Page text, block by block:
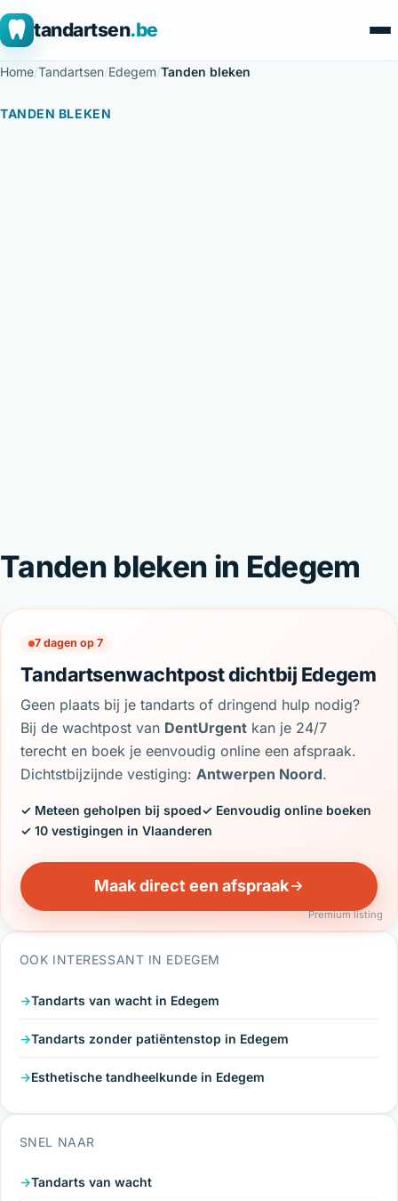
tandartsen.be
Home/Tandartsen/Edegem/Tanden bleken
TANDEN BLEKEN
Tanden bleken in Edegem
7 dagen op 7
Tandartsenwachtpost dichtbij Edegem
Geen plaats bij je tandarts of dringend hulp nodig?
Bij de wachtpost van DentUrgent kan je 24/7
terecht en boek je eenvoudig online een afspraak.
Dichtstbijzijnde vestiging: Antwerpen Noord.
✓ Meteen geholpen bij spoed✓ Eenvoudig online boeken
✓ 10 vestigingen in Vlaanderen
Maak direct een afspraak
Premium listing
OOK INTERESSANT IN EDEGEM
Tandarts van wacht in Edegem
Tandarts zonder patiëntenstop in Edegem
Esthetische tandheelkunde in Edegem
SNEL NAAR
Tandarts van wacht